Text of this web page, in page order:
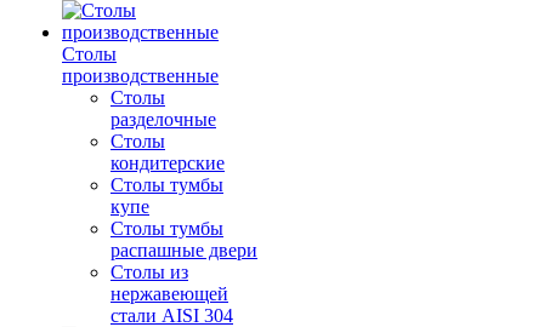
Столы
производственные
Столы
разделочные
Столы
кондитерские
Столы тумбы
купе
Столы тумбы
распашные двери
Столы из
нержавеющей
стали AISI 304